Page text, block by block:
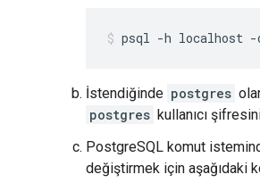
psql -h localhost -d
İstendiğinde postgres
postgres kullanıcı
PostgreSQL komut
değiştirmek için aşağıdaki